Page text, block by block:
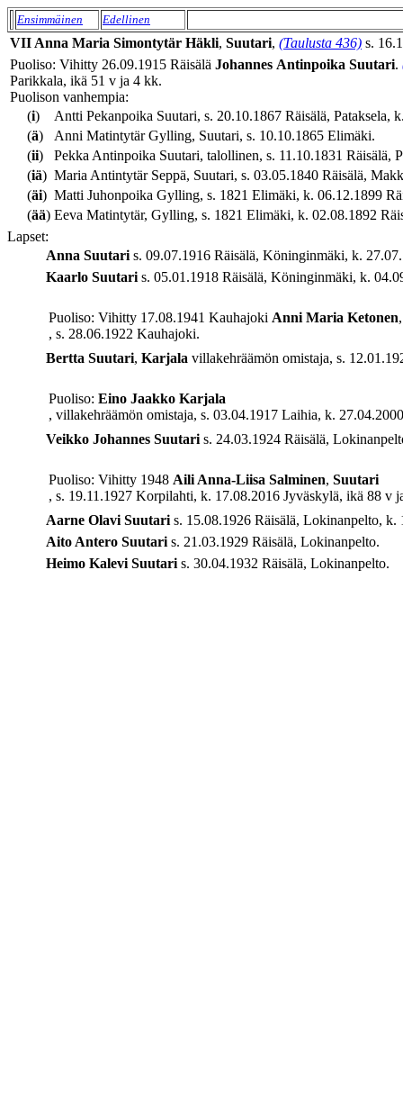
Ensimmäinen Edellinen
VII Anna Maria Simontytär Häkli, Suutari, (Taulusta 436) s.
Puoliso: Vihitty 26.09.1915 Räisälä Johannes Antinpoika Suutari.
Parikkala, ikä 51 v ja 4 kk.
Puolison vanhempia:
(i)
Antti Pekanpoika Suutari, s. 20.10.1867 Räisälä,
(ä)
Anni Matintytär Gylling, Suutari, s. 10.10.1865 Elimäki.
(ii)
Pekka Antinpoika Suutari, talollinen, s. 11.10.1831 Räisälä,
(iä) Maria Antintytär Seppä, Suutari, s. 03.05.1840 Räisälä,
(äi) Matti Juhonpoika Gylling, s. 1821 Elimäki, k. 06.12.1899
(ää) Eeva Matintytär, Gylling, s. 1821 Elimäki, k. 02.08.1892
Lapset:
Anna Suutari s. 09.07.1916 Räisälä, Köninginmäki, k.
Kaarlo Suutari s. 05.01.1918 Räisälä, Köninginmäki, k.
Puoliso: Vihitty 17.08.1941 Kauhajoki Anni Maria Ketonen
, s. 28.06.1922 Kauhajoki.
Bertta Suutari, Karjala villakehräämön omistaja, s.
Puoliso: Eino Jaakko Karjala
, villakehräämön omistaja, s. 03.04.1917 Laihia, k.
Veikko Johannes Suutari s. 24.03.1924 Räisälä,
Puoliso: Vihitty 1948 Aili Anna-Liisa Salminen, Suutari
, s. 19.11.1927 Korpilahti, k. 17.08.2016 Jyväskylä, ikä 88 v
Aarne Olavi Suutari s. 15.08.1926 Räisälä, Lokinanpelto,
Aito Antero Suutari s. 21.03.1929 Räisälä, Lokinanpelto.
Heimo Kalevi Suutari s. 30.04.1932 Räisälä, Lokinanpelto.